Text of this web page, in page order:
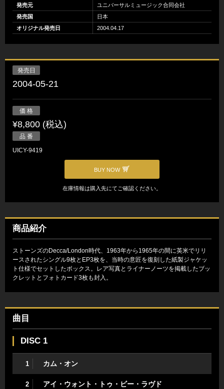
発売元
ユニバーサルミュージック合同会社
発売国
日本
オリジナル発売日
2004.04.17
発売日
2004-05-21
価 格
¥8,800 (税込)
品 番
UICY-9419
BUY NOW
在庫情報は購入先にてご確認ください。
商品紹介
ストーンズのDecca/London時代、1963年から1965年の間に英米でリリ
ースされたシングル9枚とEP3枚を、当時の意匠を復刻した紙製ジャケッ
ト仕様でセットしたボックス。レア写真とライナーノーツを掲載したブッ
クレットとフォトカード3枚も封入。
曲目
DISC 1
1 カム・オン
2 アイ・ウォント・トゥ・ビー・ラヴド